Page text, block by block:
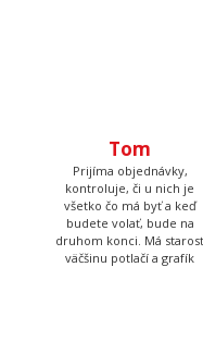
všetko čo má byť a keď
budete volať, bude na
druhom konci. Má starosť
väčšinu potlačí a grafík